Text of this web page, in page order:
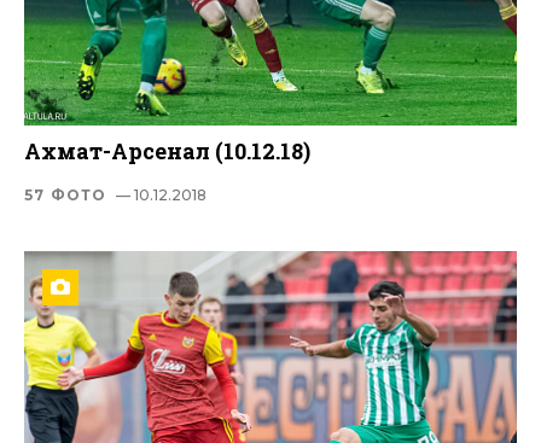
Ахмат-Арсенал (10.12.18)
57 ФОТО — 10.12.2018